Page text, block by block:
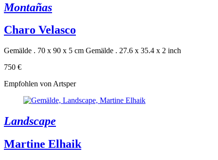
Montañas
Charo Velasco
Gemälde . 70 x 90 x 5 cm Gemälde . 27.6 x 35.4 x 2 inch
750 €
Empfohlen von Artsper
Landscape
Martine Elhaik